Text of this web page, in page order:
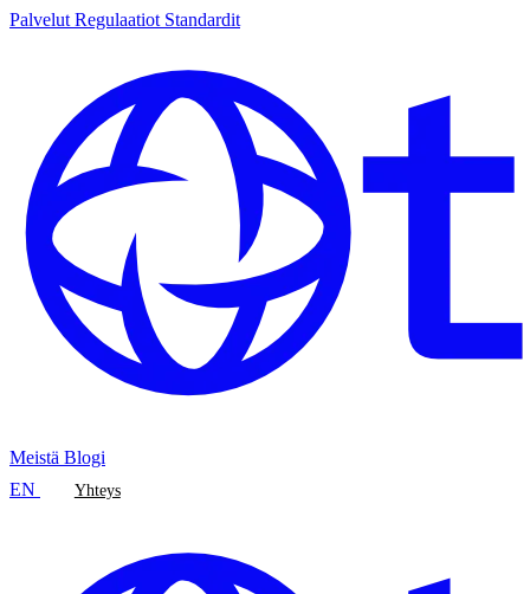
Palvelut Regulaatiot Standardit
Meistä Blogi
EN
Yhteys